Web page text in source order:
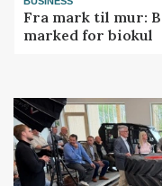
Fra mark til mur:
marked for biokul